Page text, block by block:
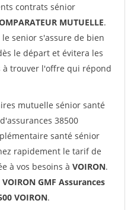
contrats sénior
MUTUELLE.
senior s'assure de bien
le départ et évitera les
à trouver l'offre qui répond
mutuelle sénior santé
38500
santé sénior
rapidement le tarif de
à vos besoins à VOIRON.
VOIRON GMF Assurances
VOIRON.